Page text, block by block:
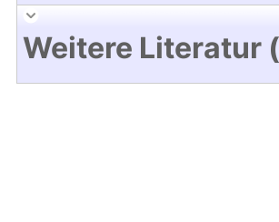
Weitere Literatur